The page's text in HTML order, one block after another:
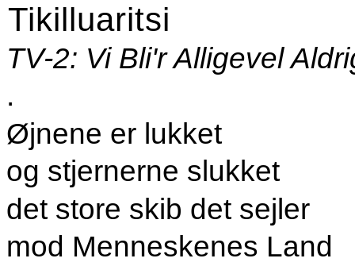
Tikilluaritsi
TV-2: Vi Bli'r Alligevel
.
Øjnene er lukket
og stjernerne slukket
det store skib det sejler
mod Menneskenes Land